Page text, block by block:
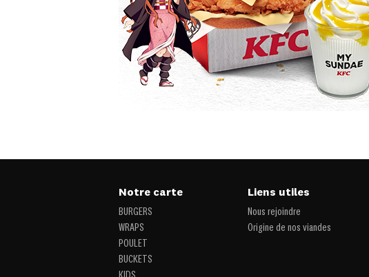
Notre carte
BURGERS
WRAPS
POULET
BUCKETS
Liens utiles
Nous rejoindre
Origine de nos viandes